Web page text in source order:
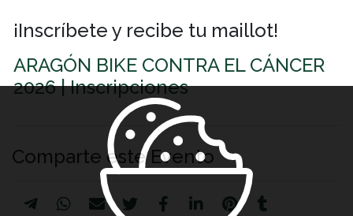
¡Inscríbete y recibe tu maillot!
ARAGÓN BIKE CONTRA EL CÁNCER
2026 | Inscripciones
Comparte este Evento